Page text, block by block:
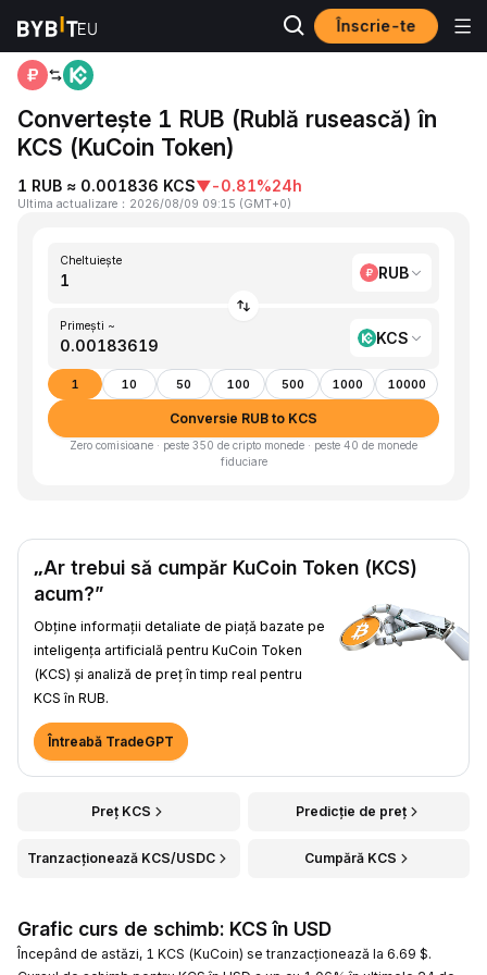
Înscrie-te
Acasă RUB to KCS
Convertește 1 RUB (Rublă rusească) în
KCS (KuCoin Token)
1 RUB ≈ 0.001836 KCS▼-0.81%24h
Ultima actualizare ： 2026/08/09 09:15 (GMT+0)
Cheltuiește
RUB
Primești ~
KCS
1 10 50 100 500 1000 10000
Conversie RUB to KCS
Zero comisioane · peste 350 de cripto monede · peste 40 de monede
fiduciare
„Ar trebui să cumpăr KuCoin Token (KCS)
acum?”
Obține informații detaliate de piață bazate pe
inteligența artificială pentru KuCoin Token
(KCS) și analiză de preț în timp real pentru
KCS în RUB.
Întreabă TradeGPT
Preț KCS Predicție de preț
Tranzacționează KCS/USDC Cumpără KCS
Grafic curs de schimb: KCS în USD
Începând de astăzi, 1 KCS (KuCoin) se tranzacționează la 6.69 $.